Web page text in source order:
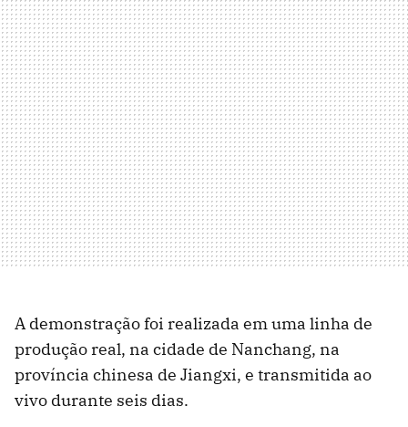
A demonstração foi realizada em uma linha de
produção real, na cidade de Nanchang, na
província chinesa de Jiangxi, e transmitida ao
vivo durante seis dias.